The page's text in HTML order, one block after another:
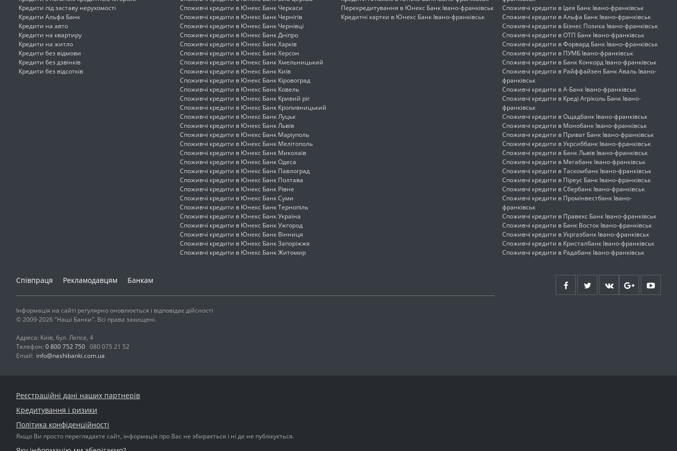
Кредити під заставу нерухомості
Кредити Альфа Банк
Кредити на авто
Кредити на квартиру
Кредити на житло
Кредити без відмови
Кредити без дзвінків
Кредити без відсотків
Споживчі кредити в Юнекс Банк Черкаси
Споживчі кредити в Юнекс Банк Чернігів
Споживчі кредити в Юнекс Банк Чернівці
Споживчі кредити в Юнекс Банк Дніпро
Споживчі кредити в Юнекс Банк Харків
Споживчі кредити в Юнекс Банк Херсон
Споживчі кредити в Юнекс Банк Хмельницький
Споживчі кредити в Юнекс Банк Київ
Споживчі кредити в Юнекс Банк Кіровоград
Споживчі кредити в Юнекс Банк Ковель
Споживчі кредити в Юнекс Банк Кривий ріг
Споживчі кредити в Юнекс Банк Кропивницький
Споживчі кредити в Юнекс Банк Луцьк
Споживчі кредити в Юнекс Банк Львів
Споживчі кредити в Юнекс Банк Маріуполь
Споживчі кредити в Юнекс Банк Мелітополь
Споживчі кредити в Юнекс Банк Миколаїв
Споживчі кредити в Юнекс Банк Одеса
Споживчі кредити в Юнекс Банк Павлоград
Споживчі кредити в Юнекс Банк Полтава
Споживчі кредити в Юнекс Банк Рівне
Споживчі кредити в Юнекс Банк Суми
Споживчі кредити в Юнекс Банк Тернопіль
Споживчі кредити в Юнекс Банк Україна
Споживчі кредити в Юнекс Банк Ужгород
Споживчі кредити в Юнекс Банк Вінниця
Споживчі кредити в Юнекс Банк Запоріжжя
Споживчі кредити в Юнекс Банк Житомир
Перекредитування в Юнекс Банк Івано-франківськ
Кредитні картки в Юнекс Банк Івано-франківськ
Споживчі кредити в Ідея Банк Івано-франківськ
Споживчі кредити в Альфа Банк Івано-франківськ
Споживчі кредити в Бізнес Позика Івано-франківськ
Споживчі кредити в ОТП Банк Івано-франківськ
Споживчі кредити в Форвард Банк Івано-франківськ
Споживчі кредити в ПУМБ Івано-франківськ
Споживчі кредити в Банк Конкорд Івано-франківськ
Споживчі кредити в Райффайзен Банк Аваль Івано-
франківськ
Споживчі кредити в А-Банк Івано-франківськ
Споживчі кредити в Креді Агріколь Банк Івано-
франківськ
Споживчі кредити в Ощадбанк Івано-франківськ
Споживчі кредити в Монобанк Івано-франківськ
Споживчі кредити в Приват Банк Івано-франківськ
Споживчі кредити в Укрсиббанк Івано-франківськ
Споживчі кредити в Банк Львів Івано-франківськ
Споживчі кредити в Мегабанк Івано-франківськ
Споживчі кредити в Таскомбанк Івано-франківськ
Споживчі кредити в Піреус Банк Івано-франківськ
Споживчі кредити в Сбербанк Івано-франківськ
Споживчі кредити в Промінвестбанк Івано-
франківськ
Споживчі кредити в Правекс Банк Івано-франківськ
Споживчі кредити в Банк Восток Івано-франківськ
Споживчі кредити в Укргазбанк Івано-франківськ
Споживчі кредити в Кристалбанк Івано-франківськ
Споживчі кредити в Радабанк Івано-франківськ
Співпраця Рекламодавцям Банкам
Інформація на сайті регулярно оновлюється і відповідає дійсності
© 2009-2026 "Наші Банки". Всі права захищені.
Адреса: Київ, бул. Лепсе, 4
Телефон: 0 800 752 750 080 075 21 52
Email: info@nashibanki.com.ua
Реєстраційні дані наших партнерів
Кредитування і ризики
Політика конфіденційності
Якщо Ви просто переглядаєте сайт, інформація про Вас не збирається і ні де не публікується.